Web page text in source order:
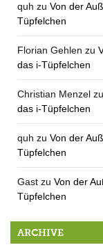
quh zu Von der
Tüpfelchen
Florian Gehlen zu
das i-Tüpfelchen
Christian Menzel zu
das i-Tüpfelchen
quh zu Von der
Tüpfelchen
Gast zu Von der
Tüpfelchen
ARCHIVE